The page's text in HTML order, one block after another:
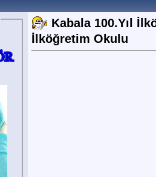
Kabala 100.Yıl
İlköğretim Okulu